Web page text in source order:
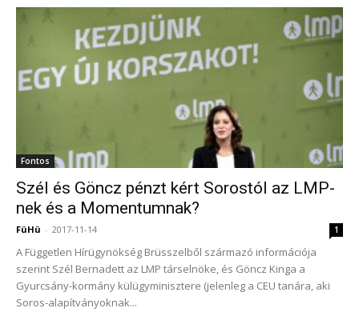
Fontos
Szél és Göncz pénzt kért Sorostól az LMP-
nek és a Momentumnak?
FüHü - 2017-11-14 1
A Független Hírügynökség Brüsszelből származó információja
szerint Szél Bernadett az LMP társelnöke, és Göncz Kinga a
Gyurcsány-kormány külügyminisztere (jelenleg a CEU tanára, aki
Soros-alapítványoknak...